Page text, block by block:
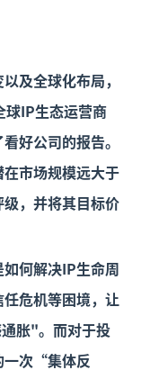
及全球化布局，
IP生态运营商
好公司的报告。
市场规模远大于
，并将其目标价
何解决IP生命周
危机等困境，让
胀"。而对于投
一次“集体反